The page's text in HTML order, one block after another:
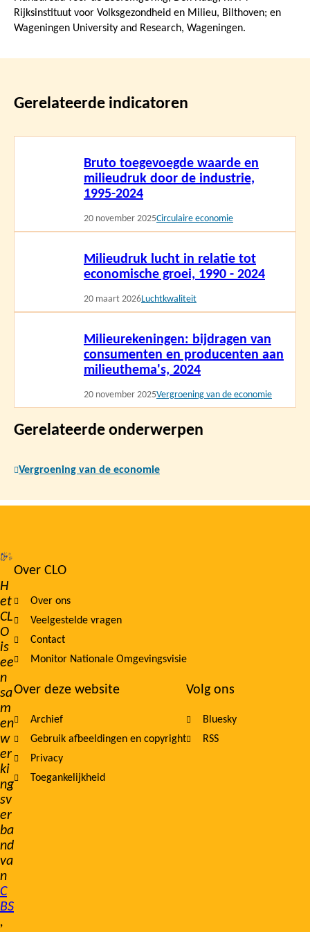
Rijksinstituut voor Volksgezondheid en Milieu, Bilthoven; en
Wageningen University and Research, Wageningen.
Gerelateerde indicatoren
Bruto toegevoegde waarde en
milieudruk door de industrie,
1995-2024
20 november 2025Circulaire economie
Milieudruk lucht in relatie tot
economische groei, 1990 - 2024
20 maart 2026Luchtkwaliteit
Milieurekeningen: bijdragen van
consumenten en producenten aan
milieuthema's, 2024
20 november 2025Vergroening van de economie
Gerelateerde onderwerpen
Vergroening van de economie
H
et
CL
O
is
ee
n
sa
m
en
w
er
ki
ng
sv
er
ba
nd
va
n
C
BS
,
Footer
navigation
Over CLO
Over ons
Veelgestelde vragen
Contact
Monitor Nationale Omgevingsvisie
Over deze website
Archief
Gebruik afbeeldingen en copyright
Privacy
Toegankelijkheid
Volg ons
Bluesky
RSS